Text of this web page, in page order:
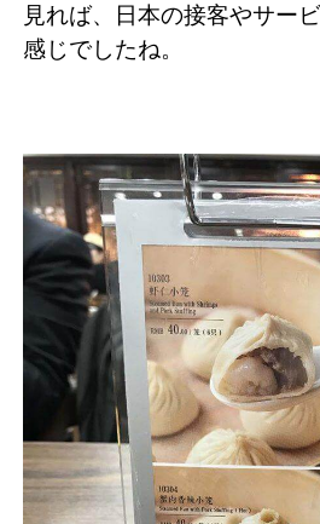
見れば、日本の接客やサー
感じでしたね。